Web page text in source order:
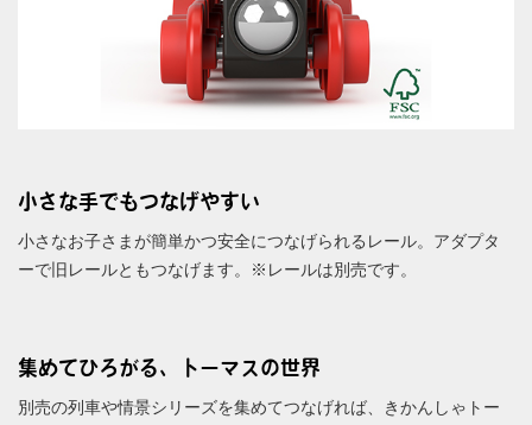
小さな手でもつなげやすい
小さなお子さまが簡単かつ安全につなげられるレール。アダプタ
ーで旧レールともつなげます。※レールは別売です。
集めてひろがる、トーマスの世界
別売の列車や情景シリーズを集めてつなげれば、きかんしゃトー